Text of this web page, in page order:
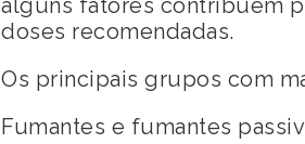
alguns fatores contribuem
doses recomendadas.
Os principais grupos com
Fumantes e fumantes